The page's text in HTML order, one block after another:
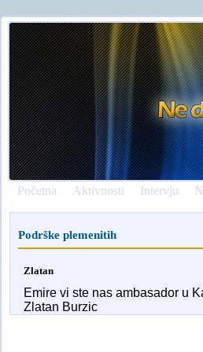
Početna Aktivnosti Intervju
Podrške plemenitih
Zlatan
Emire vi ste nas ambasador u
Zlatan Burzic